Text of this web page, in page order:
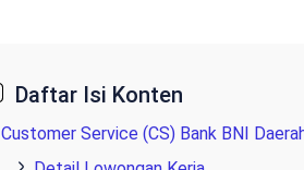
Daftar Isi Konten
Customer Service (CS) Bank BNI